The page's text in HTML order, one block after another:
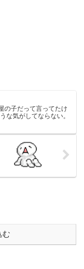
の子だって言ってたけ
な気がしてならない。
む